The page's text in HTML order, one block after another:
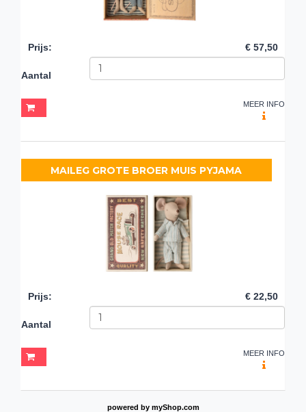
Prijs: € 57,50
Aantal
MEER INFO
MAILEG GROTE BROER MUIS PYJAMA
Prijs: € 22,50
Aantal
MEER INFO
powered by myShop.com